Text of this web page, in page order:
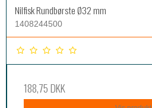
Nilfisk Rundbørste Ø32 mm
1408244500
188,75 DKK